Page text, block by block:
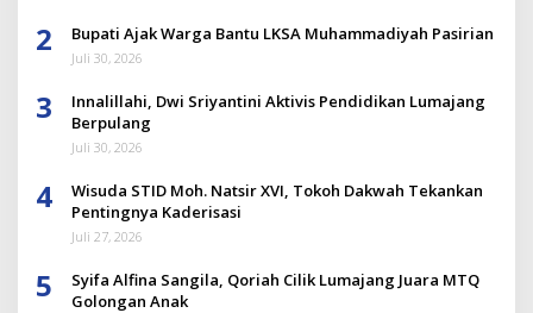
2 Bupati Ajak Warga Bantu LKSA Muhammadiyah Pasirian
Juli 30, 2026
3
Innalillahi, Dwi Sriyantini Aktivis Pendidikan Lumajang
Berpulang
Juli 30, 2026
4
Wisuda STID Moh. Natsir XVI, Tokoh Dakwah Tekankan
Pentingnya Kaderisasi
Juli 27, 2026
5
Syifa Alfina Sangila, Qoriah Cilik Lumajang Juara MTQ
Golongan Anak